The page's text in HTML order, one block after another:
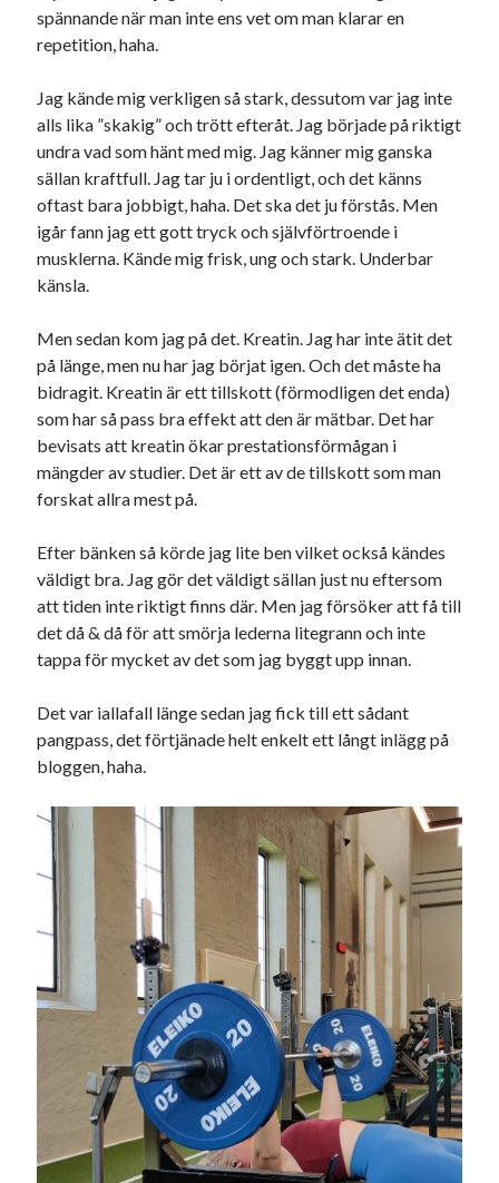
spännande när man inte ens vet om man klarar en
repetition, haha.
Jag kände mig verkligen så stark, dessutom var jag inte
alls lika ”skakig” och trött efteråt. Jag började på riktigt
undra vad som hänt med mig. Jag känner mig ganska
sällan kraftfull. Jag tar ju i ordentligt, och det känns
oftast bara jobbigt, haha. Det ska det ju förstås. Men
igår fann jag ett gott tryck och självförtroende i
musklerna. Kände mig frisk, ung och stark. Underbar
känsla.
Men sedan kom jag på det. Kreatin. Jag har inte ätit det
på länge, men nu har jag börjat igen. Och det måste ha
bidragit. Kreatin är ett tillskott (förmodligen det enda)
som har så pass bra effekt att den är mätbar. Det har
bevisats att kreatin ökar prestationsförmågan i
mängder av studier. Det är ett av de tillskott som man
forskat allra mest på.
Efter bänken så körde jag lite ben vilket också kändes
väldigt bra. Jag gör det väldigt sällan just nu eftersom
att tiden inte riktigt finns där. Men jag försöker att få till
det då & då för att smörja lederna litegrann och inte
tappa för mycket av det som jag byggt upp innan.
Det var iallafall länge sedan jag fick till ett sådant
pangpass, det förtjänade helt enkelt ett långt inlägg på
bloggen, haha.